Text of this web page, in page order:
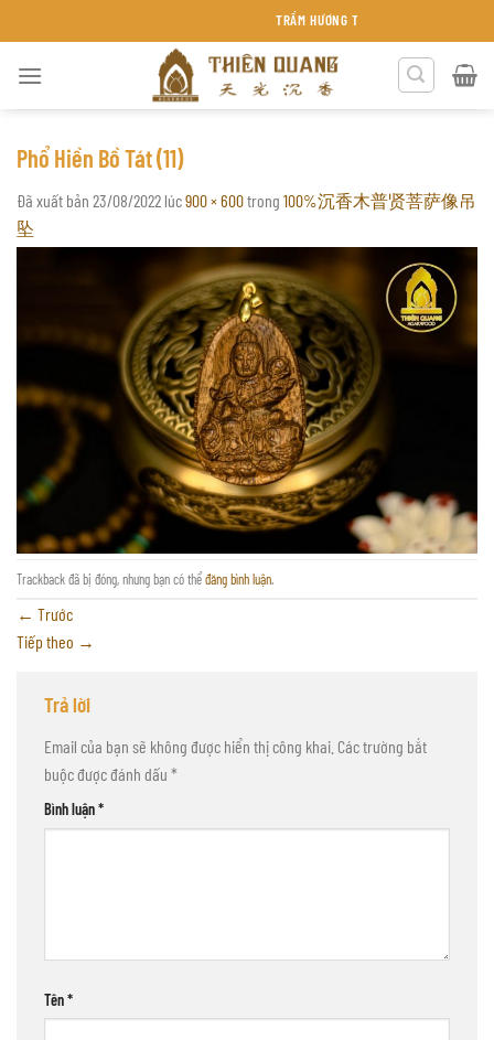
đến
TRẦM HƯƠNG THIÊN QUANG KHÁNH HÒA
Phổ Hiền Bồ Tát (11)
Đã xuất bản 23/08/2022 lúc900 × 600trong 100%沉香木普贤菩萨像吊
坠
Trackback đã bị đóng, nhưng bạn có thểđăng bình luận.
← Trước
Tiếp theo →
Trả lời
Email của bạn sẽ không được hiển thị công khai. Các trường bắt
buộc được đánh dấu *
Bình luận*
Tên*